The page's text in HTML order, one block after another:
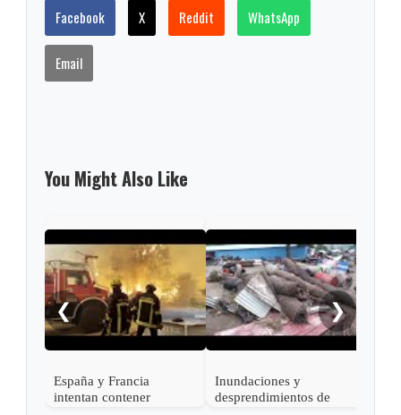
Facebook X Reddit WhatsApp
Email
You Might Also Like
❮
España y Francia
intentan contener
Inundaciones y
desprendimientos de
❯